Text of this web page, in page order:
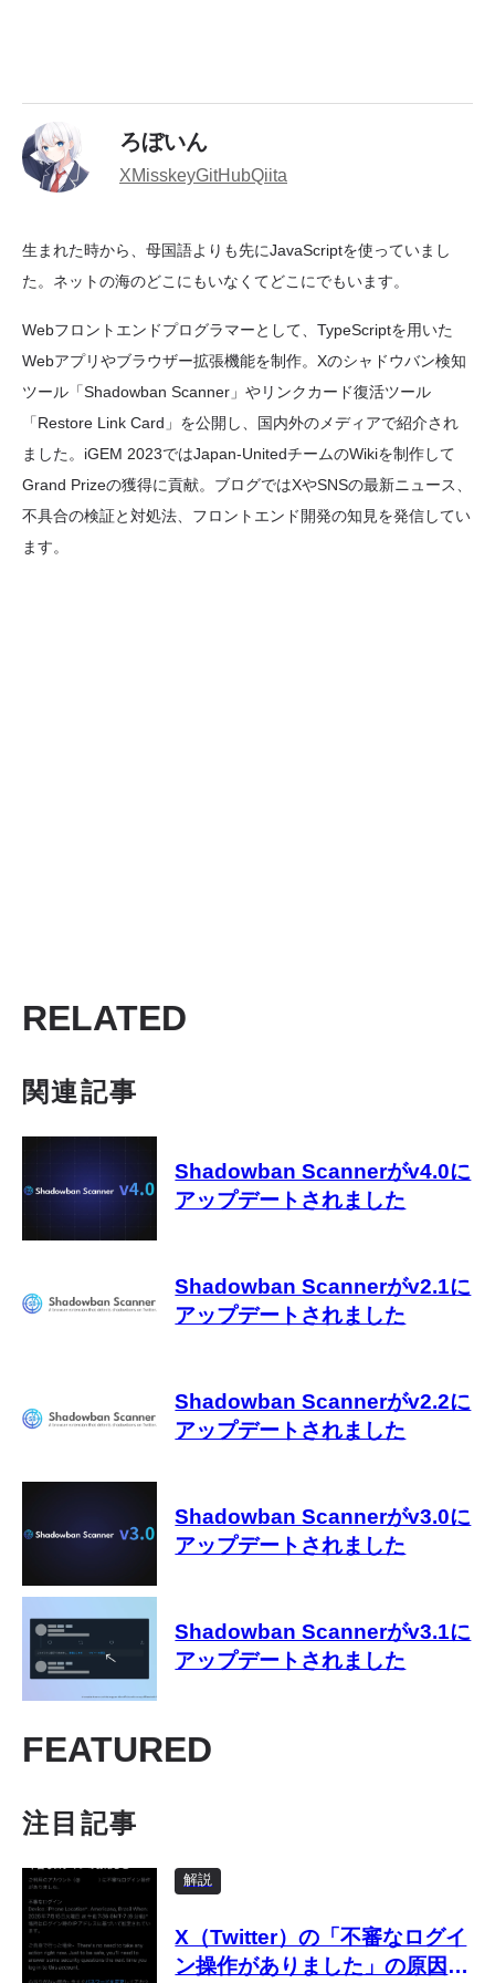
ろぼいん
XMisskeyGitHubQiita
生まれた時から、母国語よりも先にJavaScriptを使っていまし
た。ネットの海のどこにもいなくてどこにでもいます。
Webフロントエンドプログラマーとして、TypeScriptを用いた
Webアプリやブラウザー拡張機能を制作。Xのシャドウバン検知
ツール「Shadowban Scanner」やリンクカード復活ツール
「Restore Link Card」を公開し、国内外のメディアで紹介され
ました。iGEM 2023ではJapan-UnitedチームのWikiを制作して
Grand Prizeの獲得に貢献。ブログではXやSNSの最新ニュース、
不具合の検証と対処法、フロントエンド開発の知見を発信してい
ます。
RELATED
関連記事
Shadowban Scannerがv4.0に
アップデートされました
Shadowban Scannerがv2.1に
アップデートされました
Shadowban Scannerがv2.2に
アップデートされました
Shadowban Scannerがv3.0に
アップデートされました
Shadowban Scannerがv3.1に
アップデートされました
FEATURED
注目記事
解説
X（Twitter）の「不審なログイ
ン操作がありました」の原因と